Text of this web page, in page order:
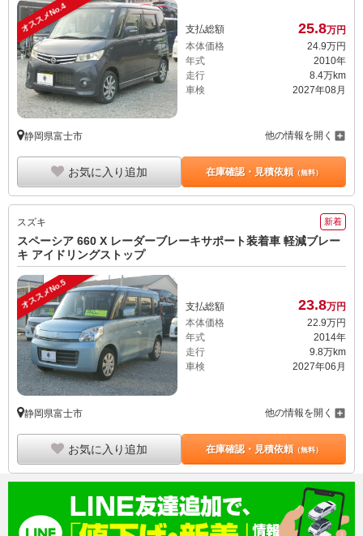
オススメNo.4 支払総額 25.8万円
本体価格
24. 9万円
年式
2010年
走行
8.4万km
車検
2027年08月
静岡県富士市 他の情報を開く
お気に入り追加 在庫確認・見積依頼（無料）
スズキ 新着
スペーシア 660 X レーダーブレーキサポート装着車 軽減ブレー
キ アイドリングストップ
オススメNo.5 支払総額 23.8万円
本体価格
22.9万円
年式
2014年
走行
9.8万km
車検
2027年06月
静岡県富士市 他の情報を開く
お気に入り追加 在庫確認・見積依頼（無料）